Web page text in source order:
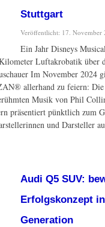
Stuttgart
Veröffentlicht: 17. November
Ein Jahr Disneys
Luftakrobatik über
Im November 2024
allerhand zu feiern: Die
Musik von Phil
präsentiert pünktlich zum
und Darsteller
Audi Q5 SUV:
Erfolgskonzept
Generation